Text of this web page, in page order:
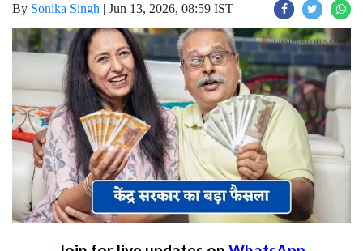
By Sonika Singh | Jun 13, 2026, 08:59 IST